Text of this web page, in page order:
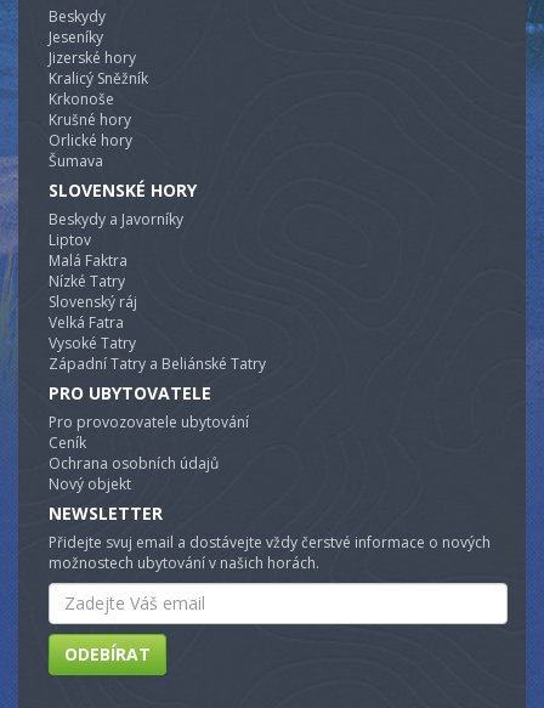
Beskydy
Jeseníky
Jizerské hory
Kralicý Sněžník
Krkonoše
Krušné hory
Orlické hory
Šumava
SLOVENSKÉ HORY
Beskydy a Javorníky
Liptov
Malá Faktra
Nízké Tatry
Slovenský ráj
Velká Fatra
Vysoké Tatry
Západní Tatry a Beliánské Tatry
PRO UBYTOVATELE
Pro provozovatele ubytování
Ceník
Ochrana osobních údajů
Nový objekt
NEWSLETTER
Přidejte svuj email a dostávejte vždy čerstvé informace o nových
možnostech ubytování v našich horách.
Email
ODEBÍRAT